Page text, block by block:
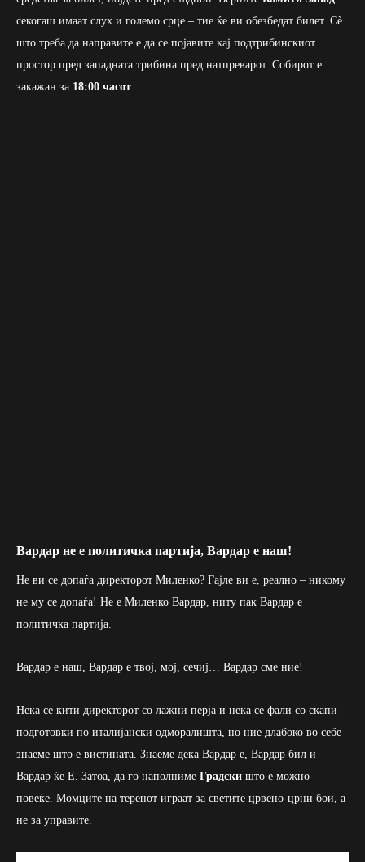
секогаш имаат слух и големо срце – тие ќе ви обезбедат билет. Сè
што треба да направите е да се појавите кај подтрибинскиот
простор пред западната трибина пред натпреварот. Собирот е
закажан за 18:00 часот.
Вардар не е политичка партија, Вардар е наш!
Не ви се допаѓа директорот Миленко? Гајле ви е, реално – никому
не му се допаѓа! Не е Миленко Вардар, ниту пак Вардар е
политичка партија.
Вардар е наш, Вардар е твој, мој, сечиј… Вардар сме ние!
Нека се кити директорот со лажни перја и нека се фали со скапи
подготовки по италијански одморалишта, но ние длабоко во себе
знаеме што е вистината. Знаеме дека Вардар е, Вардар бил и
Вардар ќе Е. Затоа, да го наполниме Градски што е можно
повеќе. Момците на теренот играат за светите црвено-црни бои, а
не за управите.